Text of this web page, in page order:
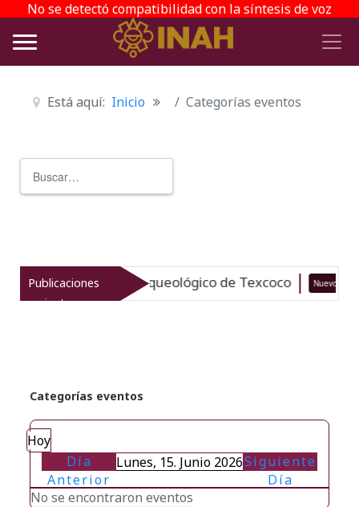
No se detectó compatibilidad con la síntesis de voz
Está aquí: Inicio Categorías eventos
Publicaciones
recientes
el patrimonio arqueológico de Texcoco Nuevo
Categorías eventos
Hoy
Día
Anterior
Lunes, 15. Junio 2026Siguiente
Día
No se encontraron eventos